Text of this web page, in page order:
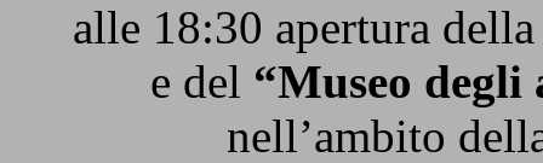
alle 18:30 apertura
e del “Museo degli
nell’ambito